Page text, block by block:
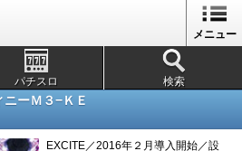
メニュー
パチスロ 検索
ーＭ３−ＫＥ
EXCITE／2016年２月導入開始／設